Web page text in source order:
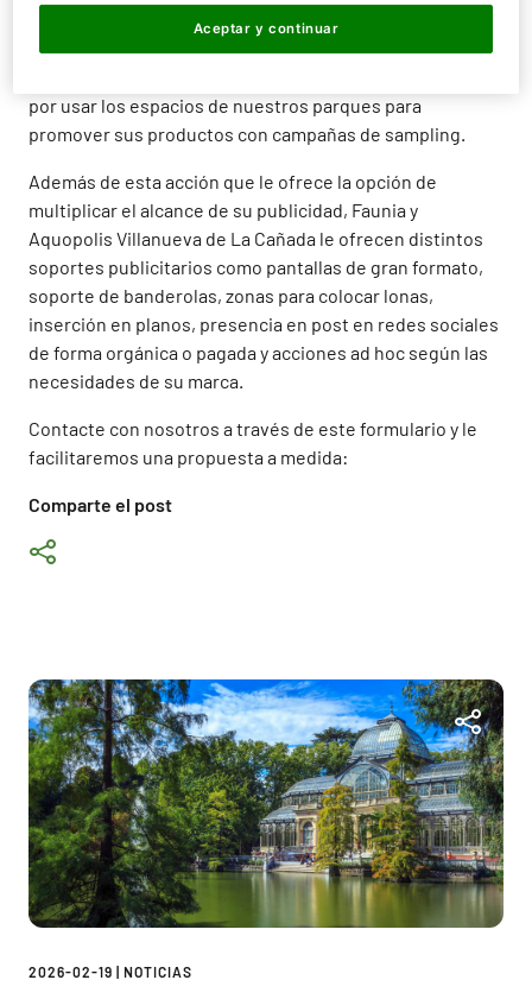
Comparte el post
(Faunia) cuentan con un perfil familiar y juvenil de
visitantes por lo que
por usar los espacios de nuestros parques para
promover sus productos con campañas de sampling.
Además de esta acción que le ofrece la opción de
multiplicar el alcance de su publicidad, Faunia y
Aquopolis Villanueva de La Cañada le ofrecen distintos
soportes publicitarios como pantallas de gran formato,
soporte de banderolas, zonas para colocar lonas,
inserción en planos, presencia en post en redes sociales
de forma orgánica o pagada y acciones ad hoc según las
necesidades de su marca.
Contacte con nosotros a través de este formulario y le
facilitaremos una propuesta a medida:
2026-02-19 | NOTICIAS
Aceptar y continuar